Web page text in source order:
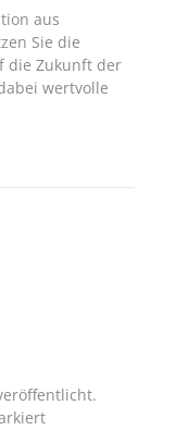
aus
Sie die
die Zukunft der
wertvolle